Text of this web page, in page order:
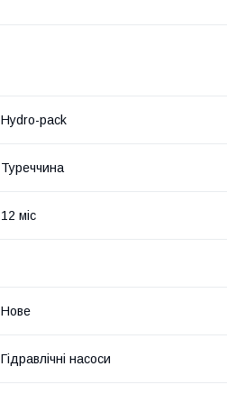
Hydro-pack
Туреччина
12 міс
Нове
Гідравлічні насоси